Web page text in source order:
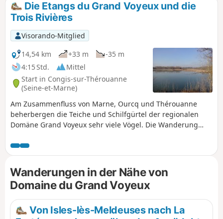
Die Etangs du Grand Voyeux und die
Trois Rivières
Visorando-Mitglied
14,54 km
+33 m
-35 m
4:15 Std.
Mittel
Start in Congis-sur-Thérouanne
(Seine-et-Marne)
Am Zusammenfluss von Marne, Ourcq und Thérouanne
beherbergen die Teiche und Schilfgürtel der regionalen
Domäne Grand Voyeux sehr viele Vögel. Die Wanderung
Naturgebiets. Sie führt über den Fluss Thérouanne, entlang
des Canal de L'Ourcq und des Canal de la Thérouanne und
endet an der Marne. Das Wasser und die Vögel haben auf
dieser Route den größten Anteil!
Wanderungen in der Nähe von
Domaine du Grand Voyeux
Von Isles-lès-Meldeuses nach La